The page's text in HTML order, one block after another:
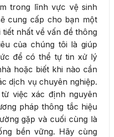
trong lĩnh vực vệ sinh
cung cấp cho bạn một
nhất về vấn đề thông
của chúng tôi là giúp
để có thể tự tin xử lý
hoặc biết khi nào cần
dịch vụ chuyên nghiệp.
việc xác định nguyên
pháp thông tắc hiệu
gặp và cuối cùng là
bền vững. Hãy cùng